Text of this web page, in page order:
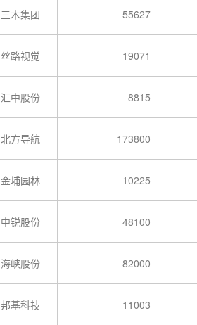
三木集团 55627
丝路视觉 19071
汇中股份 8815
北方导航 173800
金埔园林 10225
中锐股份 48100
海峡股份 82000
邦基科技 11003